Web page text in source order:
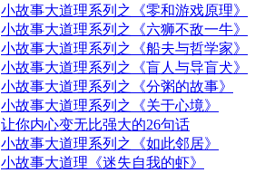
小故事大道理系列之《零和游戏原理》
小故事大道理系列之《六狮不敌一牛》
小故事大道理系列之《船夫与哲学家》
小故事大道理系列之《盲人与导盲犬》
小故事大道理系列之《分粥的故事》
小故事大道理系列之《关于心境》
让你内心变无比强大的26句话
小故事大道理系列之《如此邻居》
小故事大道理《迷失自我的虾》